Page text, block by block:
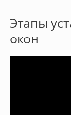
Этапы
окон